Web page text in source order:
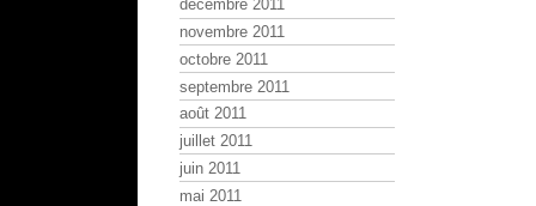
décembre 2011
novembre 2011
octobre 2011
septembre 2011
août 2011
juillet 2011
juin 2011
mai 2011